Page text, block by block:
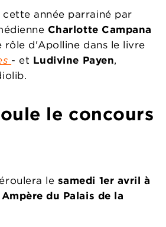
année parrainé par
Charlotte Campana
d'Apolline dans le livre
- et Ludivine Payen,
le concours
le samedi 1er avril à
du Palais de la